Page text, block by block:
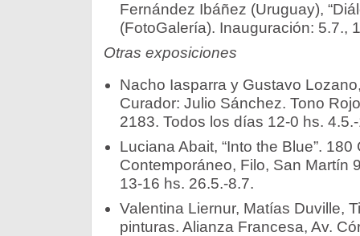
Fernández Ibáñez (Uruguay),
(FotoGalería). Inauguración: 5.7.,
Otras exposiciones
Nacho Iasparra y Gustavo
Curador: Julio Sánchez. Tono
2183. Todos los días 12-0 hs.
Luciana Abait, “Into the Blue”. 180
Contemporáneo, Filo, San Martín
13-16 hs. 26.5.-8.7.
Valentina Liernur, Matías Duville,
pinturas. Alianza Francesa, Av.